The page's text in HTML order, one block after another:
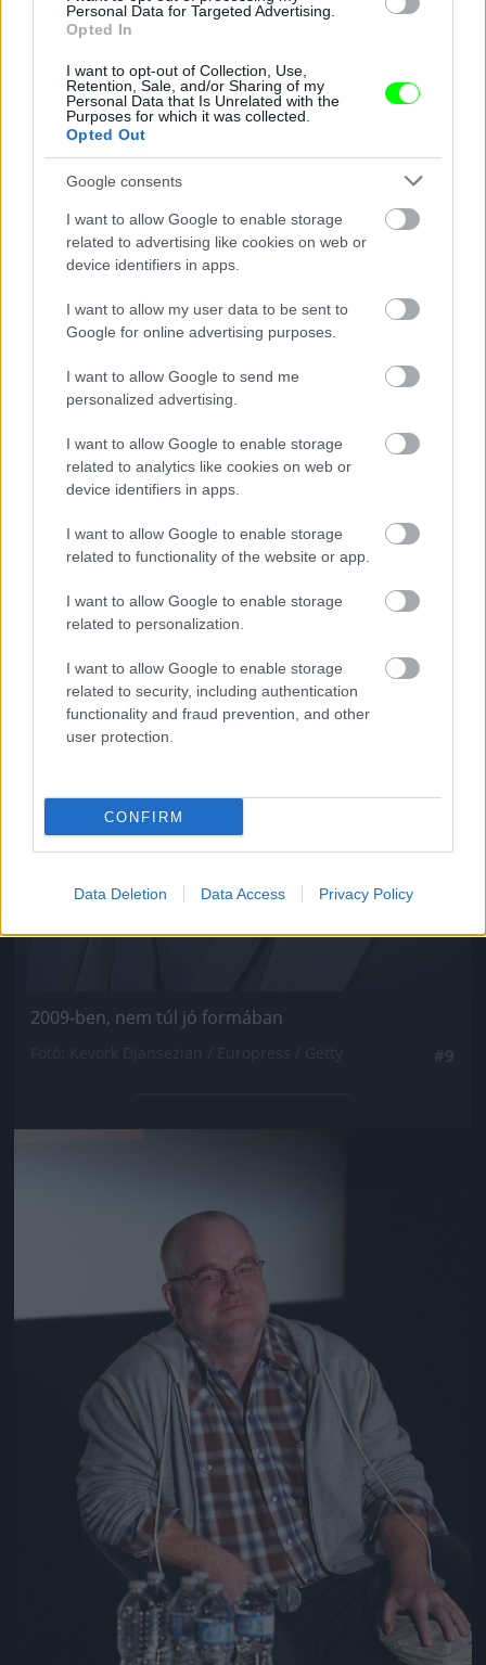
Personal Data for Targeted Advertising.
Opted In
I want to opt-out of Collection, Use,
Retention, Sale, and/or Sharing of my
Personal Data that Is Unrelated with the
Purposes for which it was collected.
Opted Out
Google consents
I want to allow Google to enable storage
related to advertising like cookies on web or
device identifiers in apps.
I want to allow my user data to be sent to
Google for online advertising purposes.
I want to allow Google to send me
personalized advertising.
I want to allow Google to enable storage
related to analytics like cookies on web or
device identifiers in apps.
I want to allow Google to enable storage
related to functionality of the website or app.
I want to allow Google to enable storage
related to personalization.
I want to allow Google to enable storage
related to security, including authentication
functionality and fraud prevention, and other
user protection.
CONFIRM
Data Deletion Data Access Privacy Policy
2007-ben a Sundance-en
Fotó: Jeff Vespa / Europress / Getty
Jön még kép!
2009-ben, nem túl jó formában